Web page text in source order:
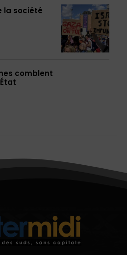
la société
comblent